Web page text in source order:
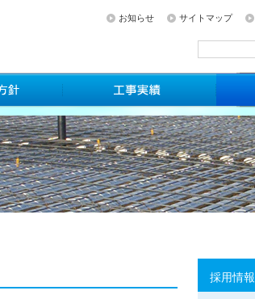
お知らせ サイトマップ
採用情報